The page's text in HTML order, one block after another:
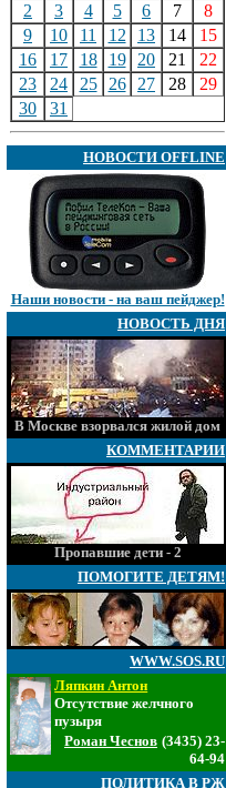
2
3 4 5 6 7
8
9
10 11 12 13 14
15
16
17 18 19 20 21
22
23
24 25 26 27 28
29
30
31
НОВОСТИ OFFLINE
Наши новости - на ваш пейджер!
НОВОСТЬ ДНЯ
В Москве взорвался жилой дом
КОММЕНТАРИИ
Пропавшие дети - 2
ПОМОГИТЕ ДЕТЯМ!
WWW.SOS.RU
Ляпкин Антон
Отсутствие желчного
пузыря
Роман Чеснов (3435) 23-
64-94
ПОЛИТИКА В РЖ